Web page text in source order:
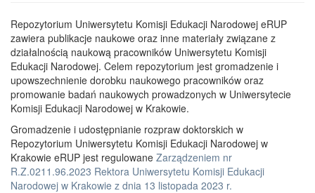
Repozytorium Uniwersytetu Komisji Edukacji Narodowej eRUP
zawiera publikacje naukowe oraz inne materiały związane z
działalnością naukową pracowników Uniwersytetu Komisji
Edukacji Narodowej. Celem repozytorium jest gromadzenie i
upowszechnienie dorobku naukowego pracowników oraz
promowanie badań naukowych prowadzonych w Uniwersytecie
Komisji Edukacji Narodowej w Krakowie.
Gromadzenie i udostępnianie rozpraw doktorskich w
Repozytorium Uniwersytetu Komisji Edukacji Narodowej w
Krakowie eRUP jest regulowane Zarządzeniem nr
R.Z.0211.96.2023 Rektora Uniwersytetu Komisji Edukacji
Narodowej w Krakowie z dnia 13 listopada 2023 r.